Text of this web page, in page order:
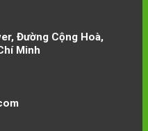
Đường Cộng Hoà,
Minh